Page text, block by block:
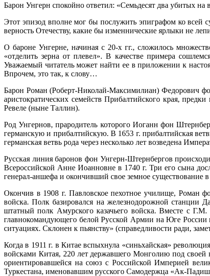
Барон Унгерн спокойно ответил: «Семьдесят два убитых на
Этот эпизод вполне мог бы послужить эпиграфом ко всей
верность Отечеству, какие бы изменнические ярлыки не
О бароне Унгерне, начиная с 20-х гг., сложилось
«отделить зерна от плевел». В качестве примера
Уважаемый читатель может найти ее в приложении к
Впрочем, это так, к слову…
Барон Роман (Роберт-Николай-Максимилиан) Федорович
аристократических семейств Прибалтийского края,
Ревеле (ныне Таллин).
Род Унгернов, прародитель которого Иоганн фон
германскую и прибалтийскую. В 1653 г. прибалтийская
германская ветвь рода через несколько лет возведена
Русская линия баронов фон Унгерн-Штернбергов
Всероссийской Анне Иоанновне в 1740 г. Три его сына
генерал-аншефа и окончивший свое земное существование
Окончив в 1908 г. Павловское пехотное училище, Роман
войска. Полк базировался на железнодорожной станции
штатный полк Амурского казачьего войска. Вместе с
главнокомандующего белой Русской Армии на Юге России
ситуациях. Склонен к пьянству» (справедливости ради,
Когда в 1911 г. в Китае вспыхнула «синьхайская»
войсками Китая, 220 лет державшего Монголию под своей
ориентировавшейся на союз с Российской Империей
Туркестана, именовавшим русского Самодержца «Ак-